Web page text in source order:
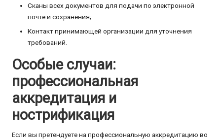
Сканы всех документов для подачи по электронной
почте и сохранения;
Контакт принимающей организации для уточнения
требований.
Особые случаи:
профессиональная
аккредитация и
нострификация
Если вы претендуете на профессиональную аккредитацию во